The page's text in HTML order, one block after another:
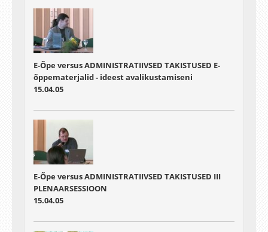
E-Õpe versus ADMINISTRATIIVSED TAKISTUSED E-
õppematerjalid - ideest avalikustamiseni
15.04.05
E-Õpe versus ADMINISTRATIIVSED TAKISTUSED III
PLENAARSESSIOON
15.04.05